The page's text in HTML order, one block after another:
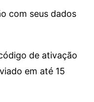
com seus dados
de ativação
em até 15